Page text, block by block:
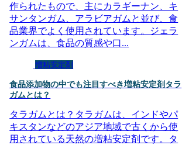
作られたもので、主にカラギーナン、キ
サンタンガム、アラビアガムと並び、食
品業界でよく使用されています。ジェラ
ンガムは、食品の質感や口...
増粘安定剤
食品添加物の中でも注目すべき増粘安定剤タラ
ガムとは？
タラガムとは？タラガムは、インドやパ
キスタンなどのアジア地域で古くから使
用されている天然の増粘安定剤です。タ